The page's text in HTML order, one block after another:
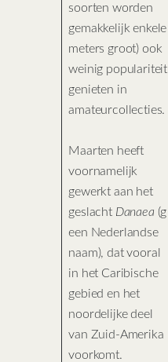
soorten worden
gemakkelijk enkele
meters groot) ook
weinig populariteit
genieten in
amateurcollecties.
Maarten heeft
voornamelijk
gewerkt aan het
geslacht Danaea (g
een Nederlandse
naam), dat vooral
in het Caribische
gebied en het
noordelijke deel
van Zuid-Amerika
voorkomt.